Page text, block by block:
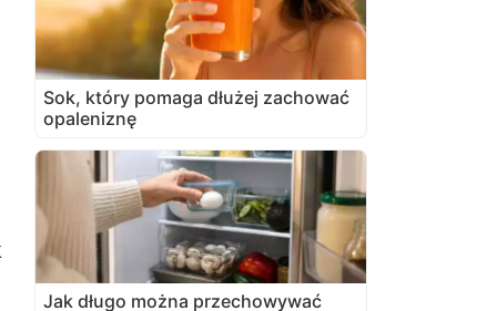
Sok, który pomaga dłużej zachować
opaleniznę
Jak długo można przechowywać